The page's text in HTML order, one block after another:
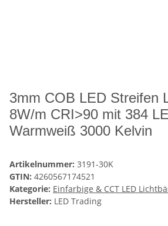
3mm COB LED Streifen
8W/m CRI>90 mit 384
Warmweiß 3000 Kelvin
Artikelnummer: 3191-30K
GTIN: 4260567174521
Kategorie: Einfarbige & CCT LED
Hersteller: LED Trading